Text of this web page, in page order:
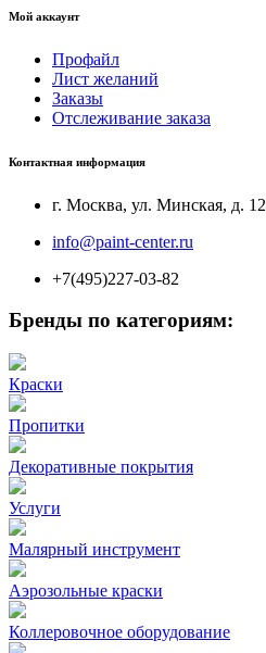
Мой аккаунт
Профайл
Лист желаний
Заказы
Отслеживание заказа
Контактная информация
г. Москва, ул. Минская, д. 12
info@paint-center.ru
+7(495)227-03-82
Бренды по категориям:
Краски
Пропитки
Декоративные покрытия
Услуги
Малярный инструмент
Аэрозольные краски
Коллеровочное оборудование